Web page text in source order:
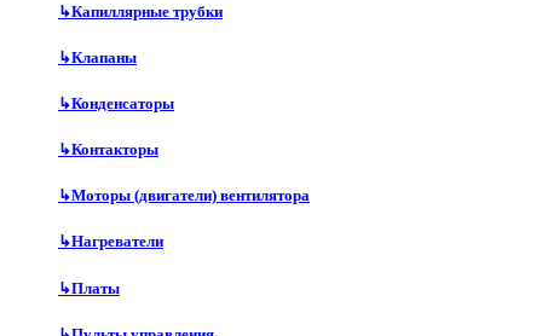
↳Капиллярные трубки
↳Клапаны
↳Конденсаторы
↳Контакторы
↳Моторы (двигатели) вентилятора
↳Нагреватели
↳Платы